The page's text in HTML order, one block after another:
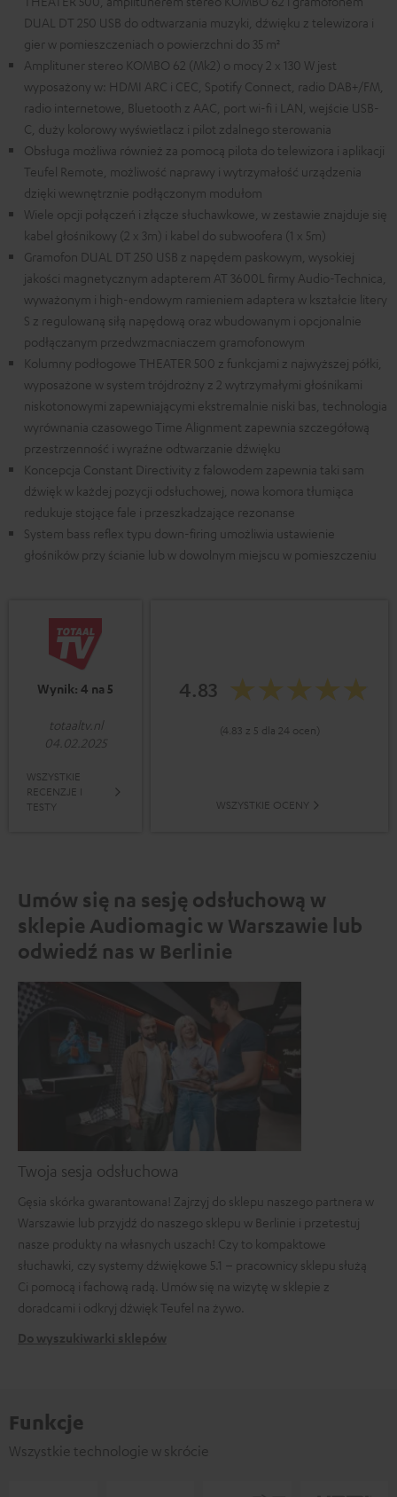
DUAL DT 250 USB do odtwarzania muzyki, dźwięku z telewizora i
gier w pomieszczeniach o powierzchni do 35 m²
Amplituner stereo KOMBO 62 (Mk2) o mocy 2 x 130 W jest
wyposażony w: HDMI ARC i CEC, Spotify Connect, radio DAB+/FM,
radio internetowe, Bluetooth z AAC, port wi-fi i LAN, wejście USB-
C, duży kolorowy wyświetlacz i pilot zdalnego sterowania
Obsługa możliwa również za pomocą pilota do telewizora i aplikacji
Teufel Remote, możliwość naprawy i wytrzymałość urządzenia
dzięki wewnętrznie podłączonym modułom
Wiele opcji połączeń i złącze słuchawkowe, w zestawie znajduje się
kabel głośnikowy (2 x 3m) i kabel do subwoofera (1 x 5m)
Gramofon DUAL DT 250 USB z napędem paskowym, wysokiej
jakości magnetycznym adapterem AT 3600L firmy Audio-Technica,
wyważonym i high-endowym ramieniem adaptera w kształcie litery
S z regulowaną siłą napędową oraz wbudowanym i opcjonalnie
podłączanym przedwzmacniaczem gramofonowym
Kolumny podłogowe THEATER 500 z funkcjami z najwyższej półki,
wyposażone w system trójdrożny z 2 wytrzymałymi głośnikami
niskotonowymi zapewniającymi ekstremalnie niski bas, technologia
wyrównania czasowego Time Alignment zapewnia szczegółową
przestrzenność i wyraźne odtwarzanie dźwięku
Koncepcja Constant Directivity z falowodem zapewnia taki sam
dźwięk w każdej pozycji odsłuchowej, nowa komora tłumiąca
redukuje stojące fale i przeszkadzające rezonanse
System bass reflex typu down-firing umożliwia ustawienie
głośników przy ścianie lub w dowolnym miejscu w pomieszczeniu
Wynik: 4 na 5
totaaltv.nl
04.02.2025
WSZYSTKIE
RECENZJE I
TESTY
4.83
(4.83 z 5 dla 24 ocen)
WSZYSTKIE OCENY
Umów się na sesję odsłuchową w
sklepie Audiomagic w Warszawie lub
odwiedź nas w Berlinie
Twoja sesja odsłuchowa
Gęsia skórka gwarantowana! Zajrzyj do sklepu naszego partnera w
Warszawie lub przyjdź do naszego sklepu w Berlinie i przetestuj
nasze produkty na własnych uszach! Czy to kompaktowe
słuchawki, czy systemy dźwiękowe 5.1 – pracownicy sklepu służą
Ci pomocą i fachową radą. Umów się na wizytę w sklepie z
doradcami i odkryj dźwięk Teufel na żywo.
Do wyszukiwarki sklepów
Funkcje
Wszystkie technologie w skrócie